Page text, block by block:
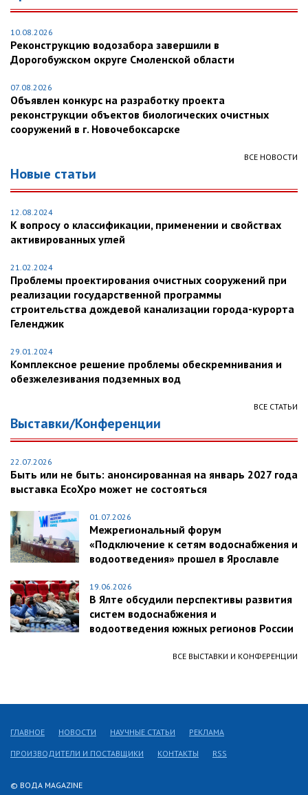
10.08.2026
Реконструкцию водозабора завершили в
Дорогобужском округе Смоленской области
07.08.2026
Объявлен конкурс на разработку проекта
реконструкции объектов биологических очистных
сооружений в г. Новочебоксарске
ВСЕ НОВОСТИ
Новые статьи
12.08.2024
К вопросу о классификации, применении и свойствах
активированных углей
21.02.2024
Проблемы проектирования очистных сооружений при
реализации государственной программы
строительства дождевой канализации города-курорта
Геленджик
29.01.2024
Комплексное решение проблемы обескремнивания и
обезжелезивания подземных вод
ВСЕ СТАТЬИ
Выставки/Конференции
22.07.2026
Быть или не быть: анонсированная на январь 2027 года
выставка EcoXpo может не состояться
01.07.2026
Межрегиональный форум
«Подключение к сетям водоснабжения и
водоотведения» прошел в Ярославле
19.06.2026
В Ялте обсудили перспективы развития
систем водоснабжения и
водоотведения южных регионов России
ВСЕ ВЫСТАВКИ И КОНФЕРЕНЦИИ
© ВОДА MAGAZINE
ГЛАВНОЕ НОВОСТИ НАУЧНЫЕ СТАТЬИ РЕКЛАМА
ПРОИЗВОДИТЕЛИ И ПОСТАВЩИКИ КОНТАКТЫ RSS